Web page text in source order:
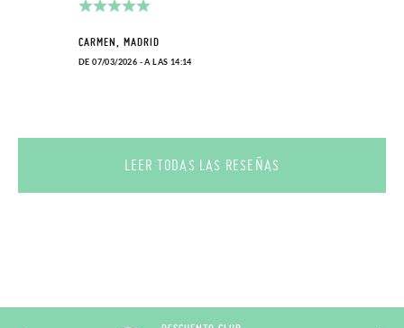
CARMEN, MADRID
DE 07/03/2026 - A LAS 14:14
LEER TODAS LAS RESEÑAS